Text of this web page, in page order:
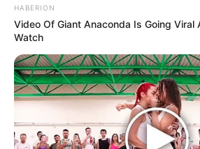
HABERION
Video Of Giant Anaconda Is Going Viral
Watch